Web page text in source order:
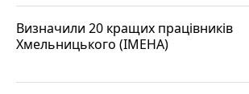
Визначили 20 кращих працівників
Хмельницького (ІМЕНА)